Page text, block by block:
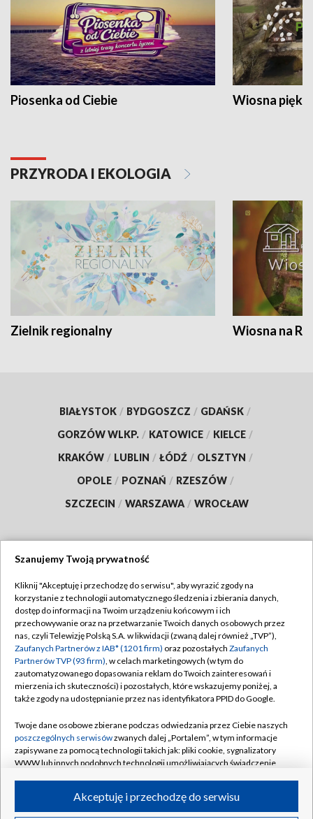
Piosenka od Ciebie Wiosna
PRZYRODA I EKOLOGIA
Zielnik regionalny Wiosna na
BIAŁYSTOK / BYDGOSZCZ / GDAŃSK /
GORZÓW WLKP. / KATOWICE / KIELCE /
KRAKÓW / LUBLIN / ŁÓDŹ / OLSZTYN /
OPOLE / POZNAŃ / RZESZÓW /
SZCZECIN / WARSZAWA / WROCŁAW
TVP
Abonament TVP
Emisja w TVP
Centrum informacji TVP
Naziemna Telewizja Cyfrowa
Rada Programowa
System NOS
Informacje o nadawcy
Program dla prasy
Regulamin TVP
Polityka prywatności
Moje zgody
Pomoc
Kontakt
Kanały
Szanujemy Twoją prywatność
Kliknij "Akceptuję i przechodzę do serwisu", aby wyrazić zgody na
korzystanie z technologii automatycznego śledzenia i zbierania danych,
dostęp do informacji na Twoim urządzeniu końcowym i ich
przechowywanie oraz na przetwarzanie Twoich danych osobowych przez
nas, czyli Telewizję Polską S.A. w likwidacji (zwaną dalej również „TVP”),
Zaufanych Partnerów z IAB* (1201 firm) oraz pozostałych Zaufanych
Partnerów TVP (93 firm), w celach marketingowych (w tym do
zautomatyzowanego dopasowania reklam do Twoich zainteresowań i
mierzenia ich skuteczności) i pozostałych, które wskazujemy poniżej, a
także zgody na udostępnianie przez nas identyfikatora PPID do Google.
Twoje dane osobowe zbierane podczas odwiedzania przez Ciebie naszych
poszczególnych serwisówzwanych dalej „Portalem”, w tym informacje
zapisywane za pomocą technologii takich jak: pliki cookie, sygnalizatory
WWW lub innych podobnych technologii umożliwiających świadczenie
ruchu w Internecie.Akceptuję i przechodzę do serwisu